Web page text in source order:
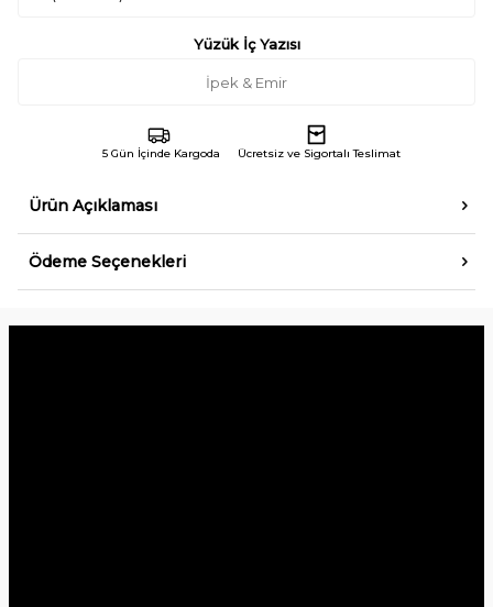
Yüzük İç Yazısı
5 Gün İçinde Kargoda Ücretsiz ve Sigortalı Teslimat
Ürün Açıklaması
Ödeme Seçenekleri